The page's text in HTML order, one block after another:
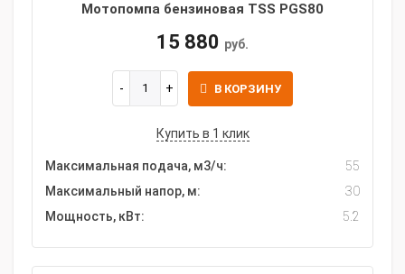
Мотопомпа бензиновая TSS PGS80
15 880 руб.
В КОРЗИНУ
Купить в 1 клик
Максимальная подача, м3/ч:
55
Максимальный напор, м:
30
Мощность, кВт:
5.2